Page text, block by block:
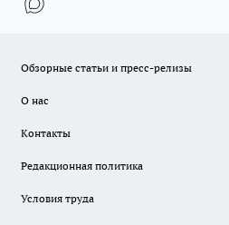
Обзорные статьи и пресс-релизы
О нас
Контакты
Редакционная политика
Условия труда